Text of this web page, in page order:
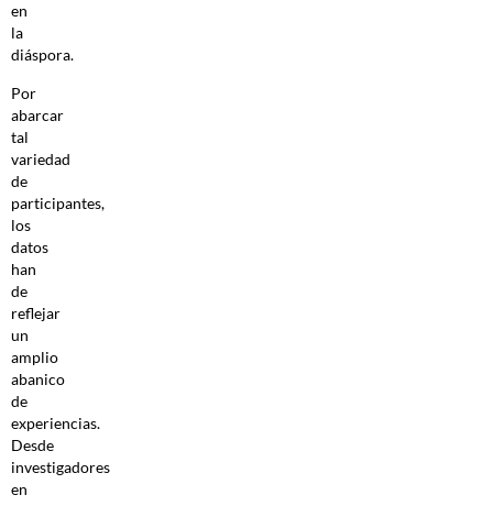
en
la
diáspora.
Por
abarcar
tal
variedad
de
participantes,
los
datos
han
de
reflejar
un
amplio
abanico
de
experiencias.
Desde
investigadores
en